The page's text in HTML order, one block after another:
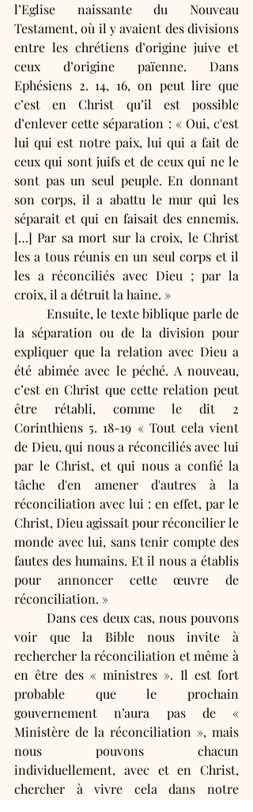
l’Eglise naissante du Nouveau
Testament, où il y avaient des divisions
entre les chrétiens d’origine juive et
ceux d’origine païenne. Dans
Ephésiens 2. 14, 16, on peut lire que
c’est en Christ qu’il est possible
d’enlever cette séparation : « Oui, c'est
lui qui est notre paix, lui qui a fait de
ceux qui sont juifs et de ceux qui ne le
sont pas un seul peuple. En donnant
son corps, il a abattu le mur qui les
séparait et qui en faisait des ennemis.
[…] Par sa mort sur la croix, le Christ
les a tous réunis en un seul corps et il
les a réconciliés avec Dieu ; par la
croix, il a détruit la haine. »
la séparation ou de la division pour
expliquer que la relation avec Dieu a
été abimée avec le péché. A nouveau,
c’est en Christ que cette relation peut
être rétabli, comme le dit 2
Corinthiens 5. 18-19 « Tout cela vient
de Dieu, qui nous a réconciliés avec lui
par le Christ, et qui nous a confié la
tâche d'en amener d'autres à la
réconciliation avec lui : en effet, par le
Christ, Dieu agissait pour réconcilier le
monde avec lui, sans tenir compte des
fautes des humains. Et il nous a établis
pour annoncer cette œuvre de
réconciliation. »
	Dans ces deux cas, nous pouvons
voir que la Bible nous invite à
rechercher la réconciliation et même à
en être des « ministres ». Il est fort
probable que le prochain
gouvernement n’aura pas de «
Ministère de la réconciliation », mais
nous pouvons chacun
individuellement, avec et en Christ,
chercher à vivre cela dans notre